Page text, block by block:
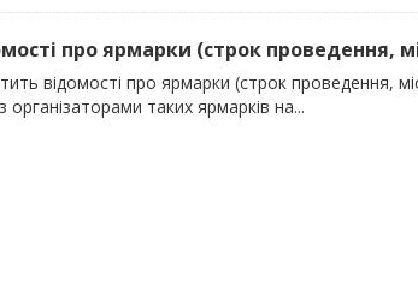
про ярмарки (строк проведення,
відомості про ярмарки (строк проведення,
організаторами таких ярмарків на...